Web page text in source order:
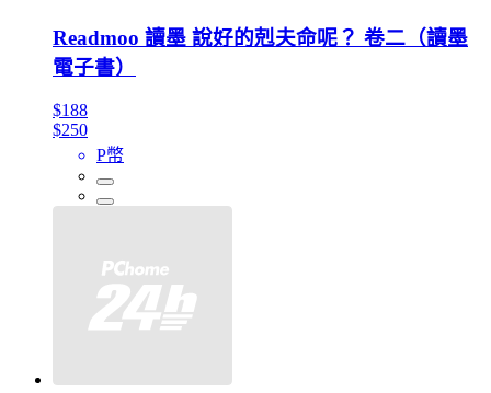
Readmoo 讀墨 說好的剋夫命呢？ 卷二（讀墨
電子書）
$188
$250
P幣